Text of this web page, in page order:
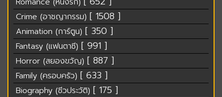
Crime (อาชญากรรม) [ 1508 ]
Animation (การ์ตูน) [ 350 ]
Fantasy (แฟนตาซี) [ 991 ]
Horror (สยองขวัญ) [ 887 ]
Family (ครอบครัว) [ 633 ]
Biography (ชีวประวัติ) [ 175 ]